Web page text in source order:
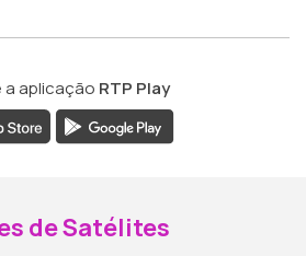
a aplicação RTP Play
de Satélites